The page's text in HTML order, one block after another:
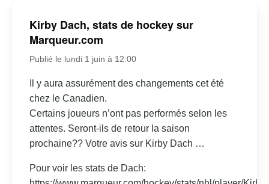
Kirby Dach, stats de hockey sur
Marqueur.com
Publié le lundi 1 juin à 12:00
Il y aura assurément des changements cet été
chez le Canadien.
Certains joueurs n’ont pas performés selon les
attentes. Seront-ils de retour la saison
prochaine?? Votre avis sur Kirby Dach …
Pour voir les stats de Dach: